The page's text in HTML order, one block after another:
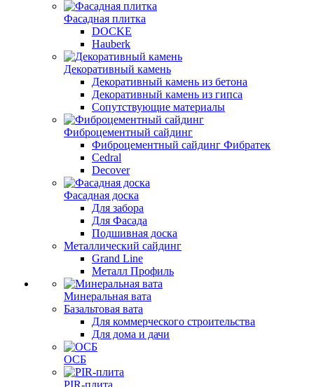
Фасадная плитка
DOCKE
Hauberk
Декоративный камень
Декоративный камень из бетона
Декоративный камень из гипса
Сопутствующие материалы
Фиброцементный сайдинг
Фиброцементный сайдинг Фибратек
Cedral
Decover
Фасадная доска
Для забора
Для Фасада
Подшивная доска
Металлический сайдинг
Grand Line
Металл Профиль
Минеральная вата
Базальтовая вата
Для коммерческого строительства
Для дома и дачи
ОСБ
PIR-плита